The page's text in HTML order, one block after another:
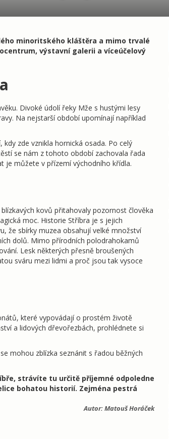
minoritského kláštěra a mimo trvalé
výstavní galerii a víceúčelový
Divoké údolí řeky Mže s hustými lesy
Na nejstarší období upomínají například
zde vznikla hornická osada. Po celý
se nám z tohoto období zachovala řada
je můžete v přízemí východního křídla.
kovů přitahovaly pozornost člověka
moc. Historie Stříbra je s jejich
že sbírky muzea obsahují velké množství
dolů. Mimo přírodních polodrahokamů
Lesk některých přesně broušených
sváru mezi lidmi a proč jsou tak vysoce
které vypovádají o prostém životě
a lidových dřevořezbách, prohlédnete si
mohou zblízka seznánit s řadou běžných
strávíte tu určitě příjemné odpoledne
bohatou historií. Zejména pestrá
Autor:Matouš Horáček